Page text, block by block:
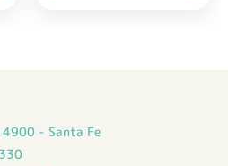
- Santa Fe